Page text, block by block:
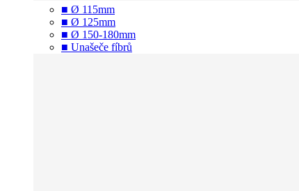
■ Ø 115mm
■ Ø 125mm
■ Ø 150-180mm
■ Unašeče fíbrů